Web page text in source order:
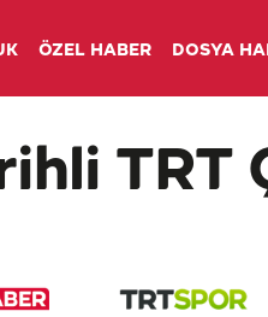
ÖZEL HABER DOSYA
TRT